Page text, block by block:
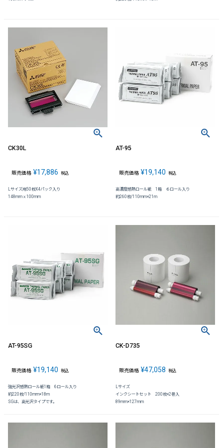
CK30L
販売価格 ¥17,886 税込
Lサイズ用50枚X4パック入り
148mmｘ100mm
AT-95
販売価格 ¥19,140 税込
高濃度感熱ロール紙 1箱 ６ロール入り
約260枚/110mm×21m
AT-95SG
販売価格 ¥19,140 税込
強光沢感熱ロール紙1箱 6ロール入り
約220枚/110mm×18m
SGは、高光沢タイプです。
CK-D735
販売価格 ¥47,058 税込
Lサイズ
インクシートセット 200枚×2巻入
89mm×127mm